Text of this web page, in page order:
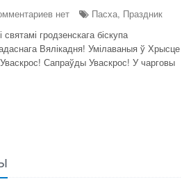
нет
Пасха, Праздник
гродзенскага біскупа
Вялікадня! Умілаваныя ў Хрысце
Сапраўды Уваскрос! У чарговы